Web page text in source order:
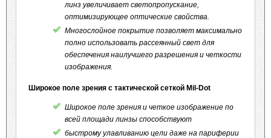
линз увеличивает светопропускание,
оптимизирующее оптические свойства.
Многослойное покрытие позволяет максимально
полно использовать рассеянный свет для
обеспечения наилучшего разрешения и четкости
изображения.
Широкое поле зрения с тактической сеткой Mil-Dot
Широкое поле зрения и четкое изображение по
всей площади линзы способствуют
быстрому улавливанию цели даже на париферии